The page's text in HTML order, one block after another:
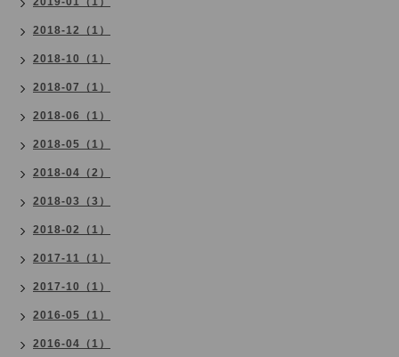
2018-12（1）
2018-10（1）
2018-07（1）
2018-06（1）
2018-05（1）
2018-04（2）
2018-03（3）
2018-02（1）
2017-11（1）
2017-10（1）
2016-05（1）
2016-04（1）